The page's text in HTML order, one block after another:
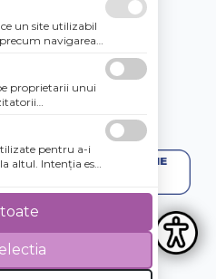
disponibil.
un site utilizabil
navigarea
fără aceste
proprietarii unui
pentru a-i
altul. Intenţia este
mai valoroase
terţe care se